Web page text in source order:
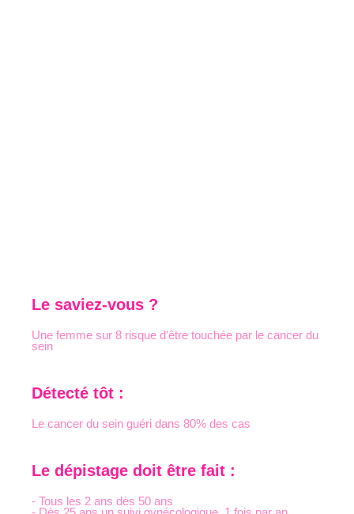
Le saviez-vous ?
Une femme sur 8 risque d'être touchée par le cancer du
sein
Détecté tôt :
Le cancer du sein guéri dans 80% des cas
Le dépistage doit être fait :
- Tous les 2 ans dès 50 ans